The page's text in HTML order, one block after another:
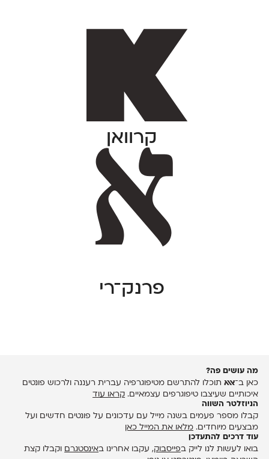
קרוואן
פרנק־רי
מה עושים פה?
כאן ב־אאאתוכלו להתרשם מטיפוגרפיה עברית רעננה ולרכוש פונטים
איכותיים שעיצבו טיפוגרפים עצמאיים. קראו עוד
הניוזלטר השווה
קבלו מספר פעמים בשנה מייל עם עדכונים על פונטים חדשים ועל
מבצעים מיוחדים. מלאו את המייל כאן
עוד דרכים להתעדכן
בואו לעשות לנו לייק בפייסבוק, עקבו אחרינו באינסטגרם וקבלו קצת